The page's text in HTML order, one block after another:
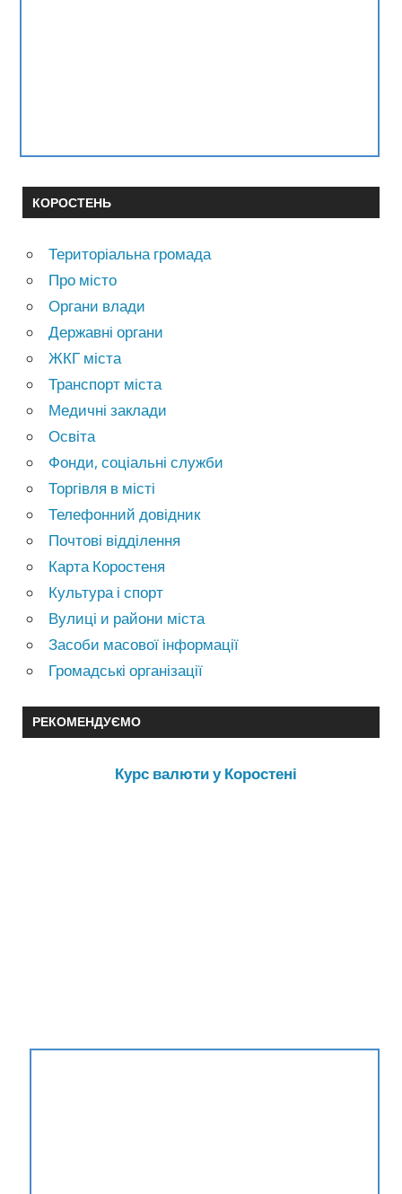
КОРОСТЕНЬ
Територіальна громада
Про місто
Органи влади
Державні органи
ЖКГ міста
Транспорт міста
Медичні заклади
Освіта
Фонди, соціальні служби
Торгівля в місті
Телефонний довідник
Почтові відділення
Карта Коростеня
Культура і спорт
Вулиці и райони міста
Засоби масової інформації
Громадські організації
РЕКОМЕНДУЄМО
Курс валюти у Коростені